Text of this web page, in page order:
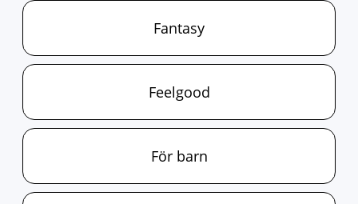
Fantasy
Feelgood
För barn